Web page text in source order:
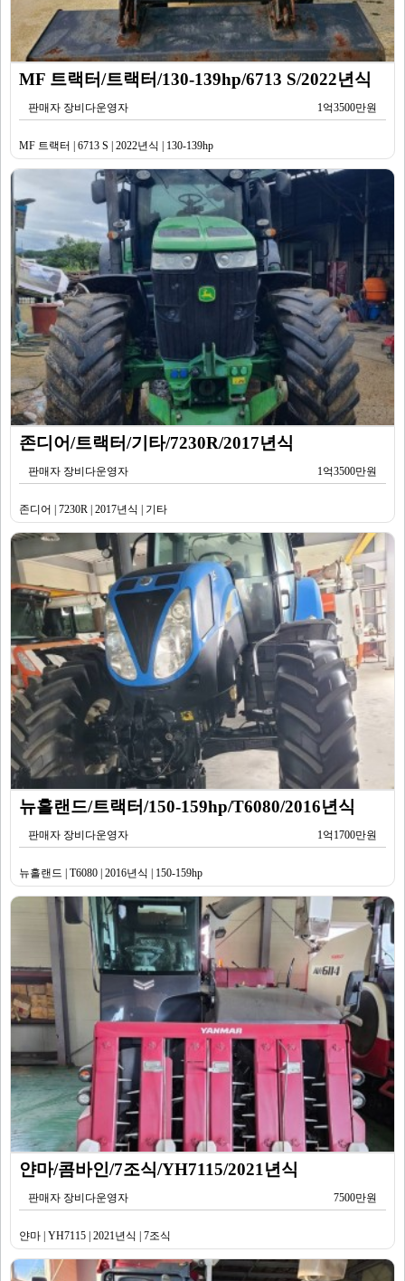
MF 트랙터/트랙터/130-139hp/6713 S/2022년식
판매자 장비다운영자 1억3500만원
MF 트랙터 | 6713 S | 2022년식 | 130-139hp
존디어/트랙터/기타/7230R/2017년식
판매자 장비다운영자 1억3500만원
존디어 | 7230R | 2017년식 | 기타
뉴홀랜드/트랙터/150-159hp/T6080/2016년식
판매자 장비다운영자 1억1700만원
뉴홀랜드 | T6080 | 2016년식 | 150-159hp
얀마/콤바인/7조식/YH7115/2021년식
판매자 장비다운영자 7500만원
얀마 | YH7115 | 2021년식 | 7조식